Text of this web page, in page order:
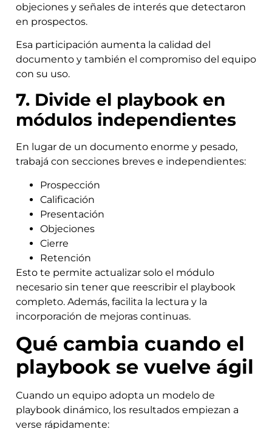
objeciones y señales de interés que detectaron
en prospectos.
Esa participación aumenta la calidad del
documento y también el compromiso del equipo
con su uso.
7. Divide el playbook en
módulos independientes
En lugar de un documento enorme y pesado,
trabajá con secciones breves e independientes:
Prospección
Calificación
Presentación
Objeciones
Cierre
Retención
Esto te permite actualizar solo el módulo
necesario sin tener que reescribir el playbook
completo. Además, facilita la lectura y la
incorporación de mejoras continuas.
Qué cambia cuando el
playbook se vuelve ágil
Cuando un equipo adopta un modelo de
playbook dinámico, los resultados empiezan a
verse rápidamente: